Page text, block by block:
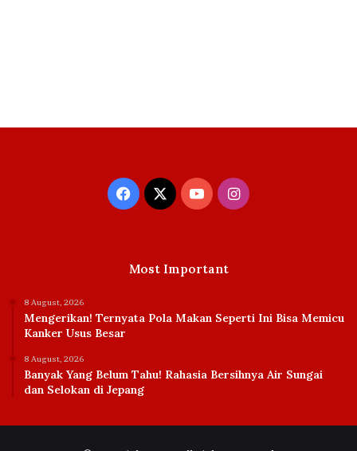
Facebook
X YouTubeInstagram
Most Important
8 August, 2026
Mengerikan! Ternyata Pola Makan Seperti Ini Bisa Memicu
Kanker Usus Besar
8 August, 2026
Banyak Yang Belum Tahu! Rahasia Bersihnya Air Sungai
dan Selokan di Jepang